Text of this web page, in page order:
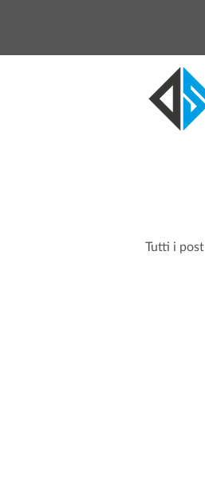
Tutti i post